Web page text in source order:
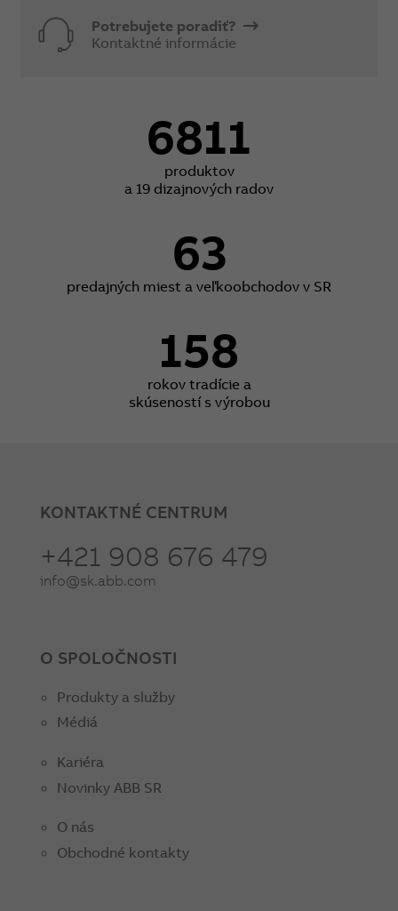
Potrebujete poradiť?
Kontaktné informácie
6811
produktov
a 19 dizajnových radov
63
predajných miest a veľkoobchodov v SR
158
rokov tradície a
skúseností s výrobou
KONTAKTNÉ CENTRUM
+421 908 676 479
info@sk.abb.com
O SPOLOČNOSTI
Produkty a služby
Médiá
Kariéra
Novinky ABB SR
O nás
Obchodné kontakty